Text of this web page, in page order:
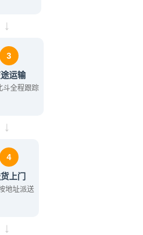
→
3
运输
斗全程跟踪
→
4
上门
地址派送
→